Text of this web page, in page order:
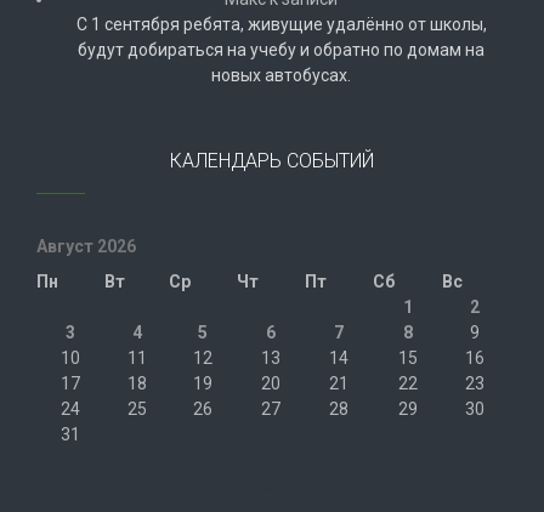
С 1 сентября ребята, живущие удалённо от школы,
будут добираться на учебу и обратно по домам на
новых автобусах.
КАЛЕНДАРЬ СОБЫТИЙ
Август 2026
Пн
Вт Ср Чт Пт Сб
Вс
1
2
3
4 5 6 7 8
9
10
11 12 13 14 15
16
17
18 19 20 21 22
23
24
25 26 27 28 29
30
31